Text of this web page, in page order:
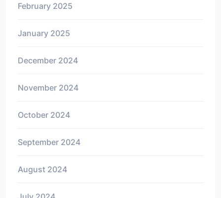
February 2025
January 2025
December 2024
November 2024
October 2024
September 2024
August 2024